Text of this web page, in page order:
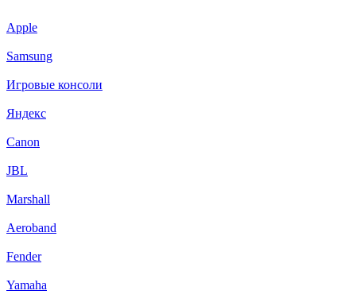
Apple
Samsung
Игровые консоли
Яндекс
Canon
JBL
Marshall
Aeroband
Fender
Yamaha